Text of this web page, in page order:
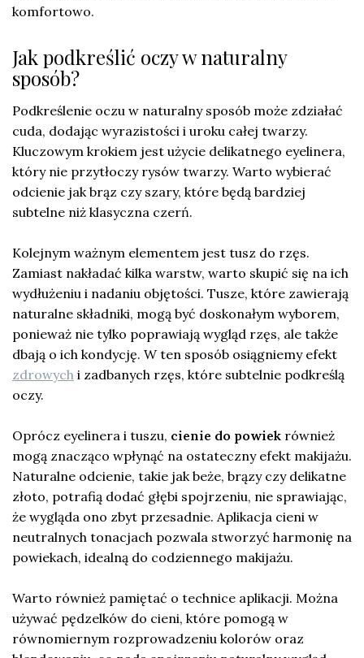
komfortowo.
Jak podkreślić oczy w naturalny
sposób?
Podkreślenie oczu w naturalny sposób może zdziałać
cuda, dodając wyrazistości i uroku całej twarzy.
Kluczowym krokiem jest użycie delikatnego eyelinera,
który nie przytłoczy rysów twarzy. Warto wybierać
odcienie jak brąz czy szary, które będą bardziej
subtelne niż klasyczna czerń.
Kolejnym ważnym elementem jest tusz do rzęs.
Zamiast nakładać kilka warstw, warto skupić się na ich
wydłużeniu i nadaniu objętości. Tusze, które zawierają
naturalne składniki, mogą być doskonałym wyborem,
ponieważ nie tylko poprawiają wygląd rzęs, ale także
dbają o ich kondycję. W ten sposób osiągniemy efekt
zdrowych i zadbanych rzęs, które subtelnie podkreślą
oczy.
Oprócz eyelinera i tuszu, cienie do powiek również
mogą znacząco wpłynąć na ostateczny efekt makijażu.
Naturalne odcienie, takie jak beże, brązy czy delikatne
złoto, potrafią dodać głębi spojrzeniu, nie sprawiając,
że wygląda ono zbyt przesadnie. Aplikacja cieni w
neutralnych tonacjach pozwala stworzyć harmonię na
powiekach, idealną do codziennego makijażu.
Warto również pamiętać o technice aplikacji. Można
używać pędzelków do cieni, które pomogą w
równomiernym rozprowadzeniu kolorów oraz